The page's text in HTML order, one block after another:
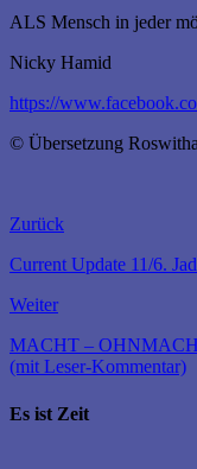
ALS Mensch in jeder
Nicky Hamid
https://
© Übersetzung Roswitha
Zurück
Current Update 11/6.
Weiter
MACHT –
(mit Leser-Kommentar)
Es ist Zeit